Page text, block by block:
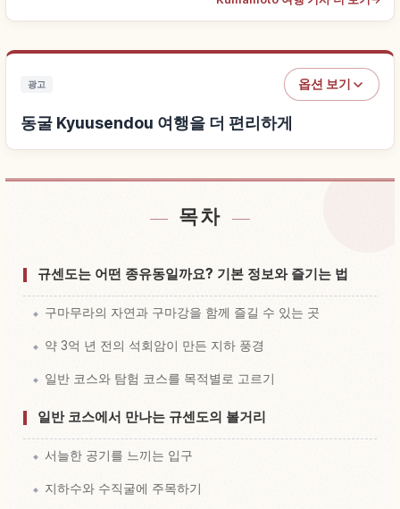
광고 옵션 보기
동굴 Kyuusendou 여행을 더 편리하게
동굴 Kyuusendou 근처 숙소 찾기
동굴 Kyuusendou 체험 찾기↗
목차
규센도는 어떤 종유동일까요? 기본 정보와 즐기는 법
구마무라의 자연과 구마강을 함께 즐길 수 있는 곳
약 3억 년 전의 석회암이 만든 지하 풍경
일반 코스와 탐험 코스를 목적별로 고르기
일반 코스에서 만나는 규센도의 볼거리
서늘한 공기를 느끼는 입구
지하수와 수직굴에 주목하기